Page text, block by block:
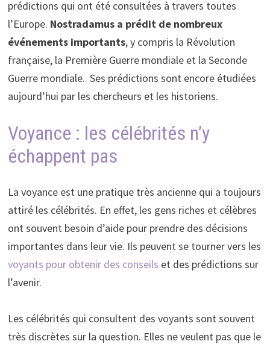
prédictions qui ont été consultées à travers toutes
l’Europe. Nostradamus a prédit de nombreux
événements importants, y compris la Révolution
française, la Première Guerre mondiale et la Seconde
Guerre mondiale. Ses prédictions sont encore étudiées
aujourd’hui par les chercheurs et les historiens.
Voyance : les célébrités n’y
échappent pas
La voyance est une pratique très ancienne qui a toujours
attiré les célébrités. En effet, les gens riches et célèbres
ont souvent besoin d’aide pour prendre des décisions
importantes dans leur vie. Ils peuvent se tourner vers les
voyants pour obtenir des conseils et des prédictions sur
l’avenir.
Les célébrités qui consultent des voyants sont souvent
très discrètes sur la question. Elles ne veulent pas que le